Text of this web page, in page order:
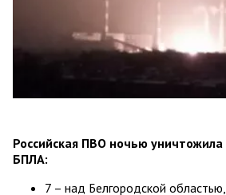
Российская ПВО ночью уничтожила
БПЛА:
7 – над Белгородской